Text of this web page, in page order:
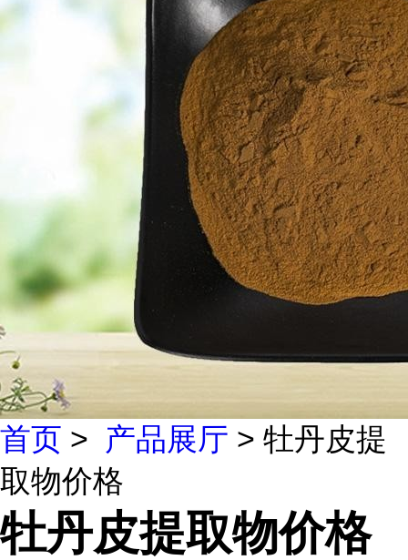
首页 > 产品展厅 > 牡丹皮提
取物价格
牡丹皮提取物价格